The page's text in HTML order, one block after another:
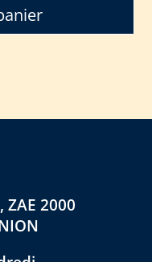
ZAE 2000